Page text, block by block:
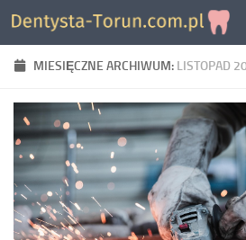
Skip to content
MIESIĘCZNE ARCHIWUM: LISTOPAD